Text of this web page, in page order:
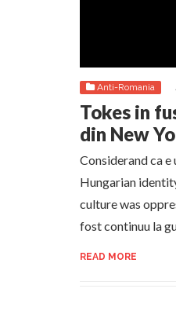
Anti-Romania
Tokes in
din New
Considerand ca
Hungarian
culture was
fost continuu la
READ MORE